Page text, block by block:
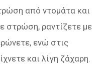
από ντομάτα και
στρώση, ραντίζετε με
ενώ στις
και λίγη ζάχαρη.